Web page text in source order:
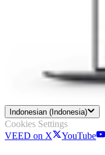
Indonesian (Indonesia)
Cookies Settings
VEED on X
YouTube